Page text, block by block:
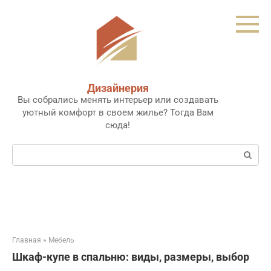
Дизайнерия
Вы собрались менять интерьер или создавать
уютный комфорт в своем жилье? Тогда Вам
сюда!
Поиск:
Главная » Мебель
Шкаф-купе в спальню: виды, размеры, выбор